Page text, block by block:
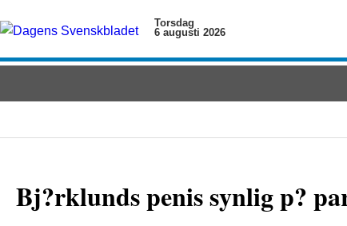
Torsdag
6 augusti 2026
Bj?rklunds penis synlig p?